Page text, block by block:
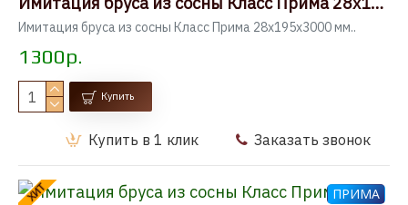
Имитация бруса из сосны Класс Прима 28x195x3000 мм..
1300р.
Купить
Купить в 1 клик Заказать звонок
ХИТ ПРИМА